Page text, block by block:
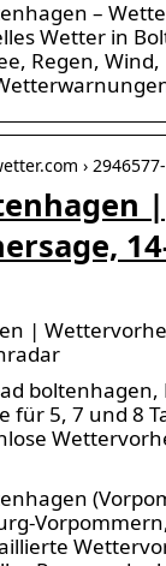
–
Wetter in
Regen, Wind,
›
|
|
boltenhagen,
für 5, 7 und 8